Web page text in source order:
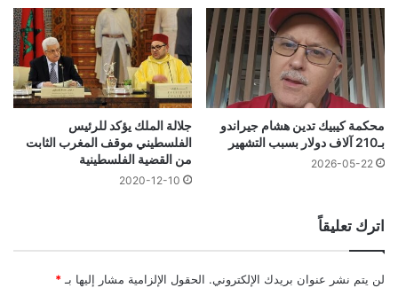
محكمة كيبيك تدين هشام جيراندو
بـ210 آلاف دولار بسبب التشهير
2026-05-22
جلالة الملك يؤكد للرئيس
الفلسطيني موقف المغرب الثابت
من القضية الفلسطينية
2020-12-10
اترك تعليقاً
لن يتم نشر عنوان بريدك الإلكتروني. الحقول الإلزامية مشار إليها بـ *